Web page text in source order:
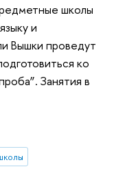
школы
и
Вышки проведут
ко
Занятия в